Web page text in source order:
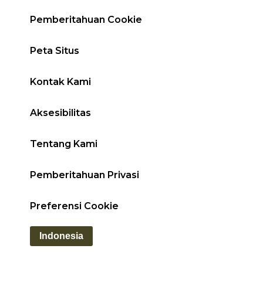
Pemberitahuan Cookie
Peta Situs
Kontak Kami
Aksesibilitas
Tentang Kami
Pemberitahuan Privasi
Preferensi Cookie
Indonesia